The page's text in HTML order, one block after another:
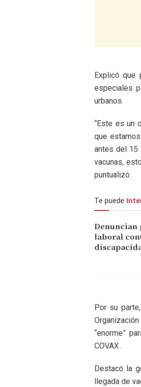
Explicó que
especiales
urbanos.
“Este es un
que
antes del 15
vacunas,
puntualizó.
Te puede
laboral
Por su
“enorme”
COVAX .
Destacó la
llegada de